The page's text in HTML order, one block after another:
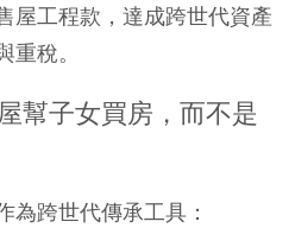
屋工程款，達成跨世代資產
稅。
幫子女買房，而不是
為跨世代傳承工具：